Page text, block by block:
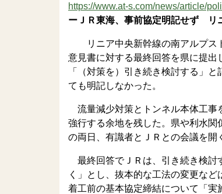
https://www.at-s.com/news/article/
ーＪＲ東海、事前協定明記せず リ
リニア中央新幹線の南アルプスト
意見書に対する最終回答を県に提
「（対策を）引き続き検討する」
ても明記しなかった。
流量減少対策とトンネル本体工事
強行する余地を残した。県や利水関
の両日、有識者とＪＲとの会議を開
最終回答でＪＲは、引き続き検討
く」とし、抜本的な工法の変更な
着工前の基本協定締結について「実